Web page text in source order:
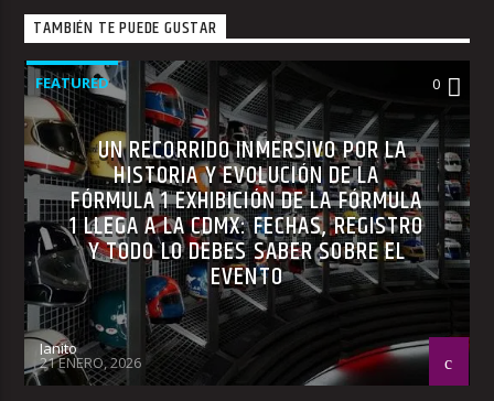
TAMBIÉN TE PUEDE GUSTAR
FEATURED 0
UN RECORRIDO INMERSIVO POR LA
HISTORIA Y EVOLUCIÓN DE LA
FÓRMULA 1 EXHIBICIÓN DE LA FÓRMULA
1 LLEGA A LA CDMX: FECHAS, REGISTRO
Y TODO LO DEBES SABER SOBRE EL
EVENTO
Janito
21 ENERO, 2026